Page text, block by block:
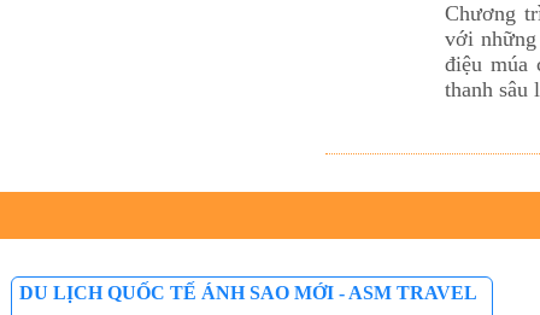
Chương
với những
điệu múa
thanh sâu
DU LỊCH QUỐC TẾ ÁNH SAO MỚI - ASM TRAVEL